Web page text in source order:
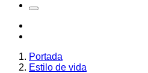
Portada
Estilo de vida